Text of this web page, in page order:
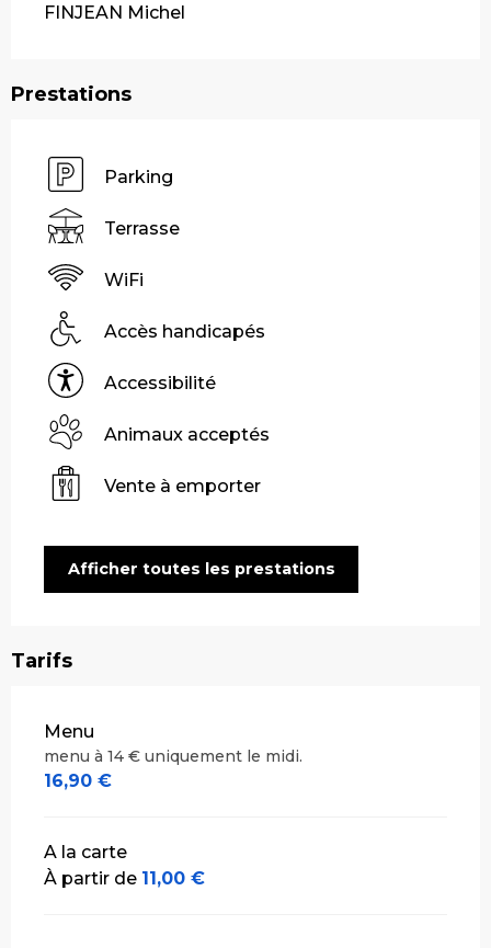
FINJEAN Michel
Prestations
Parking
Terrasse
WiFi
Accès handicapés
Accessibilité
Animaux acceptés
Vente à emporter
Afficher toutes les prestations
Tarifs
Tarifs 2026
Menu
menu à 14 € uniquement le midi.
16,90 €
A la carte
À partir de 11,00 €